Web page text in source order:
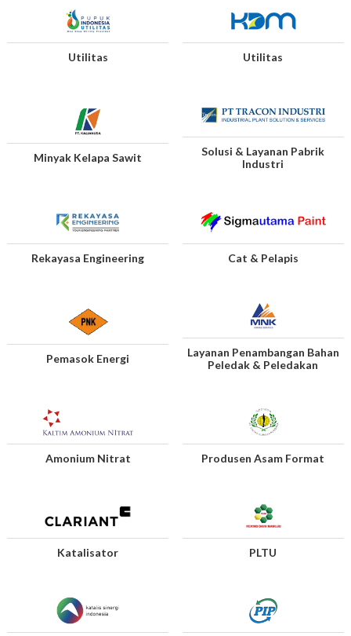
Utilitas Utilitas
Minyak Kelapa Sawit
Solusi & Layanan Pabrik
Industri
Rekayasa Engineering Cat & Pelapis
Pemasok Energi
Layanan Penambangan Bahan
Peledak & Peledakan
Amonium Nitrat Produsen Asam Format
Katalisator PLTU